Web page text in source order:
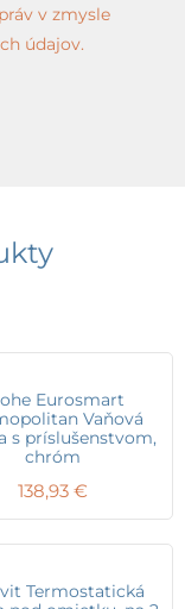
v zmysle
údajov.
Eurosmart
Vaňová
s príslušenstvom,
chróm
138,93 €
Termostatická